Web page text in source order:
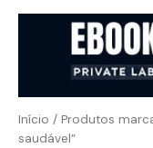
Início / Produtos
saudável”